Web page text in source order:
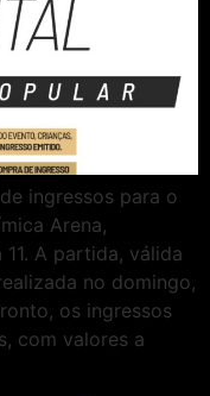
ingressos para o
Arena,
A partida, válida
no domingo,
os ingressos
com valores a